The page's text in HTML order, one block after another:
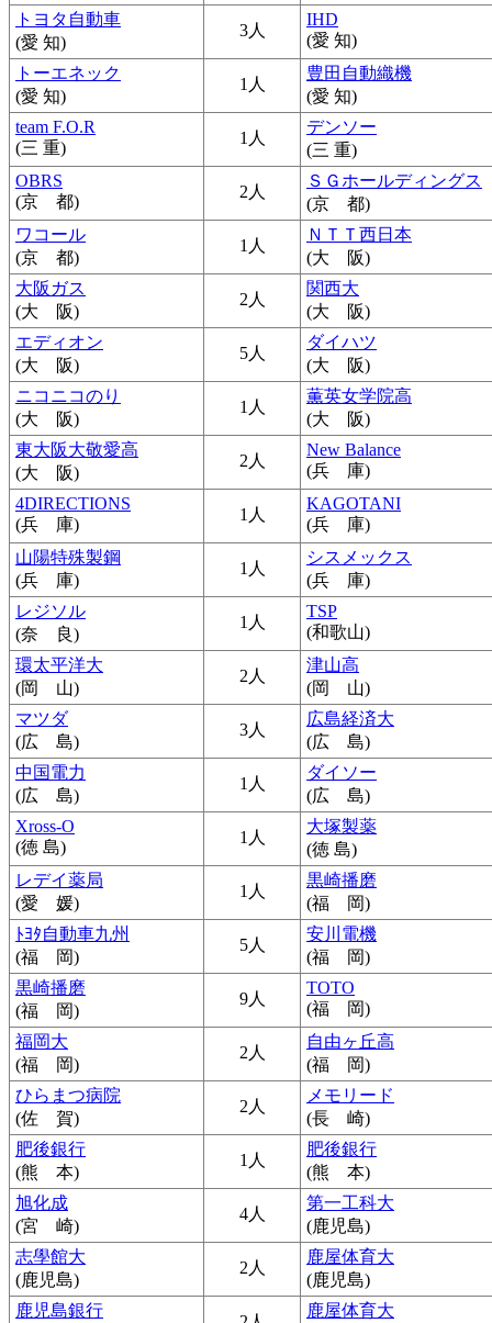
トヨタ自動車
(愛 知)
3人
IHD
(愛 知)
トーエネック
(愛 知)
1人
豊田自動織機
(愛 知)
team F.O.R
(三 重)
1人
デンソー
(三 重)
OBRS
(京 都)
2人
ＳＧホールディングス
(京 都)
ワコール
(京 都)
1人
ＮＴＴ西日本
(大 阪)
大阪ガス
(大 阪)
2人
関西大
(大 阪)
エディオン
(大 阪)
5人
ダイハツ
(大 阪)
ニコニコのり
(大 阪)
1人
薫英女学院高
(大 阪)
東大阪大敬愛高
(大 阪)
2人
New Balance
(兵 庫)
4DIRECTIONS
(兵 庫)
1人
KAGOTANI
(兵 庫)
山陽特殊製鋼
(兵 庫)
1人
シスメックス
(兵 庫)
レジソル
(奈 良)
1人
TSP
(和歌山)
環太平洋大
(岡 山)
2人
津山高
(岡 山)
マツダ
(広 島)
3人
広島経済大
(広 島)
中国電力
(広 島)
1人
ダイソー
(広 島)
Xross-O
(徳 島)
1人
大塚製薬
(徳 島)
レデイ薬局
(愛 媛)
1人
黒崎播磨
(福 岡)
ﾄﾖﾀ自動車九州
(福 岡)
5人
安川電機
(福 岡)
黒崎播磨
(福 岡)
9人
TOTO
(福 岡)
福岡大
(福 岡)
2人
自由ヶ丘高
(福 岡)
ひらまつ病院
(佐 賀)
2人
メモリード
(長 崎)
肥後銀行
(熊 本)
1人
肥後銀行
(熊 本)
旭化成
(宮 崎)
4人
第一工科大
(鹿児島)
志學館大
(鹿児島)
2人
鹿屋体育大
(鹿児島)
鹿児島銀行
鹿屋体育大